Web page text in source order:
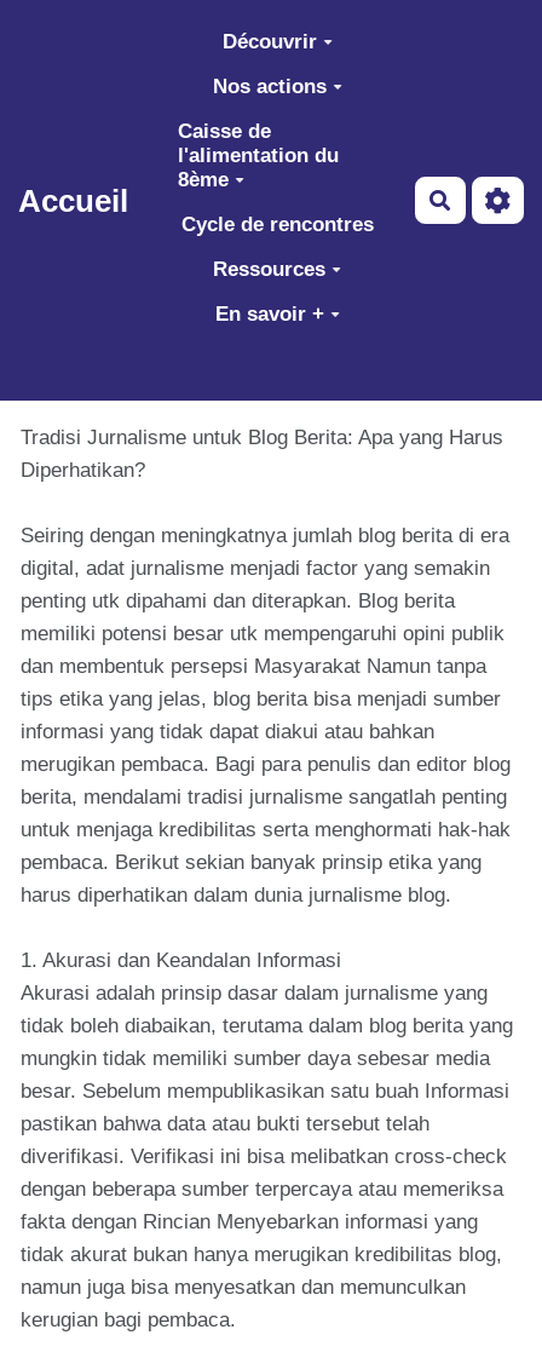
Aller au contenu principal
Accueil
Découvrir
Nos actions
Caisse de
l'alimentation du
8ème
Cycle de rencontres
Ressources
En savoir +
Tradisi Jurnalisme untuk Blog Berita: Apa yang Harus
Diperhatikan?
Seiring dengan meningkatnya jumlah blog berita di era
digital, adat jurnalisme menjadi factor yang semakin
penting utk dipahami dan diterapkan. Blog berita
memiliki potensi besar utk mempengaruhi opini publik
dan membentuk persepsi Masyarakat Namun tanpa
tips etika yang jelas, blog berita bisa menjadi sumber
informasi yang tidak dapat diakui atau bahkan
merugikan pembaca. Bagi para penulis dan editor blog
berita, mendalami tradisi jurnalisme sangatlah penting
untuk menjaga kredibilitas serta menghormati hak-hak
pembaca. Berikut sekian banyak prinsip etika yang
harus diperhatikan dalam dunia jurnalisme blog.
1. Akurasi dan Keandalan Informasi
Akurasi adalah prinsip dasar dalam jurnalisme yang
tidak boleh diabaikan, terutama dalam blog berita yang
mungkin tidak memiliki sumber daya sebesar media
besar. Sebelum mempublikasikan satu buah Informasi
pastikan bahwa data atau bukti tersebut telah
diverifikasi. Verifikasi ini bisa melibatkan cross-check
dengan beberapa sumber terpercaya atau memeriksa
fakta dengan Rincian Menyebarkan informasi yang
tidak akurat bukan hanya merugikan kredibilitas blog,
namun juga bisa menyesatkan dan memunculkan
kerugian bagi pembaca.